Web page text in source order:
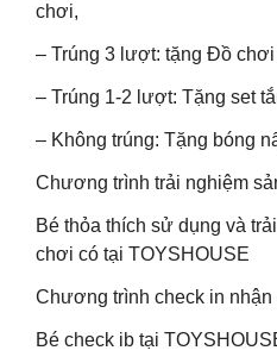
chơi,
– Trúng 3 lượt: tặng Đồ
– Trúng 1-2 lượt: Tặng set
– Không trúng: Tặng bóng
Chương trình trải nghiệm
Bé thỏa thích sử dụng và
chơi có tại TOYSHOUSE
Chương trình check in nhận
Bé check ib tại